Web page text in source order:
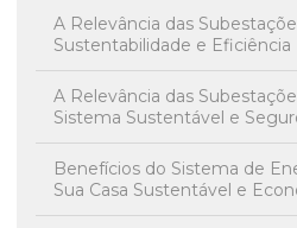
A Relevância das
Sustentabilidade e
A Relevância das
Sistema Sustentável e
Benefícios do Sistema de
Sua Casa Sustentável e